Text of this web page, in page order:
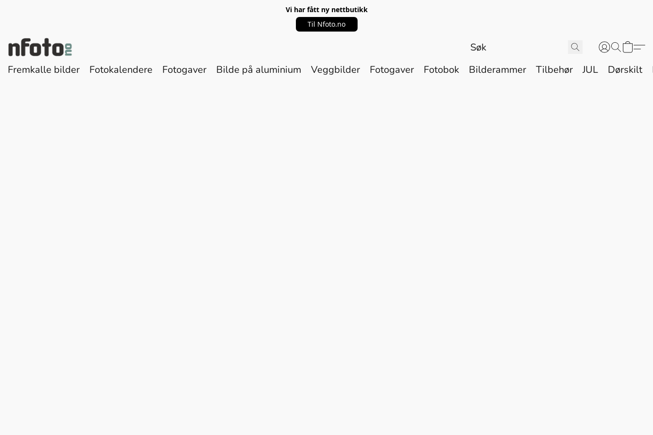
Vi har fått ny nettbutikk
Til Nfoto.no
Fremkalle bilder Fotokalendere Fotogaver Bilde på aluminium Veggbilder Fotogaver Fotobok Bilderammer Tilbehør JUL Dørskilt